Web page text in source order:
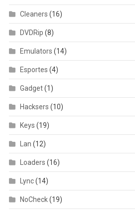
Cleaners (16)
DVDRip (8)
Emulators (14)
Esportes (4)
Gadget(1)
Hacksers (10)
Keys (19)
Lan (12)
Loaders (16)
Lync(14)
NoCheck(19)